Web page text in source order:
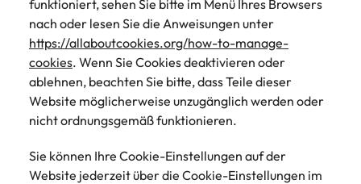
funktioniert, sehen Sie bitte im Menü Ihres Browsers
nach oder lesen Sie die Anweisungen unter
https://allaboutcookies.org/how-to-manage-
cookies. Wenn Sie Cookies deaktivieren oder
ablehnen, beachten Sie bitte, dass Teile dieser
Website möglicherweise unzugänglich werden oder
nicht ordnungsgemäß funktionieren.
Sie können Ihre Cookie-Einstellungen auf der
Website jederzeit über die Cookie-Einstellungen im